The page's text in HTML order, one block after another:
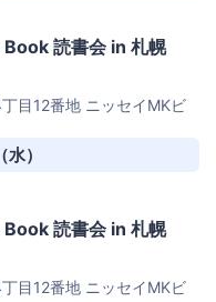
読書会 in 札幌
目12番地 ニッセイMKビ
）
読書会 in 札幌
目12番地 ニッセイMKビ